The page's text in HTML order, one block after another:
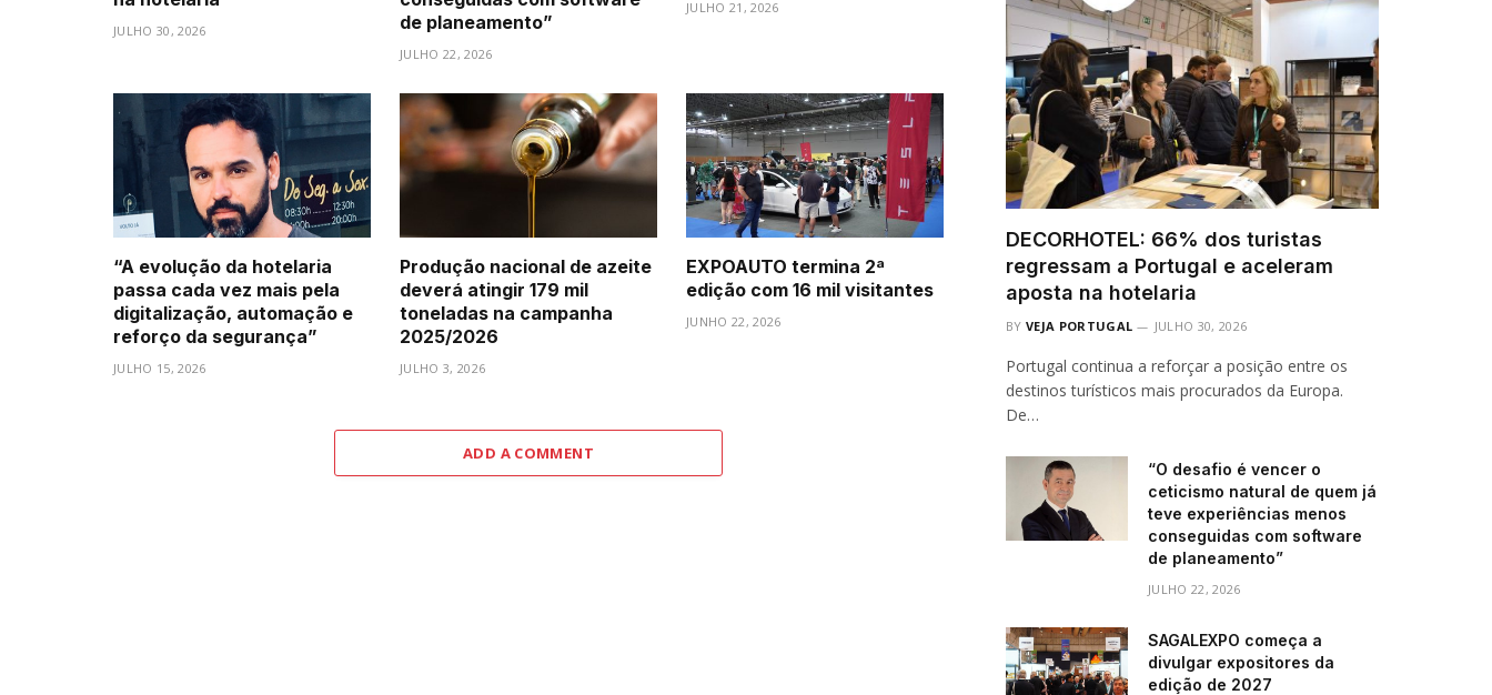
JULHO 30, 2026
de planeamento”
JULHO 22, 2026
JULHO 21, 2026
“A evolução da hotelaria
passa cada vez mais pela
digitalização, automação e
reforço da segurança”
JULHO 15, 2026
Produção nacional de azeite
deverá atingir 179 mil
toneladas na campanha
2025/2026
JULHO 3, 2026
EXPOAUTO termina 2ª
edição com 16 mil visitantes
JUNHO 22, 2026
ADD A COMMENT
DECORHOTEL: 66% dos turistas
regressam a Portugal e aceleram
aposta na hotelaria
BY VEJA PORTUGAL JULHO 30, 2026
Portugal continua a reforçar a posição entre os
destinos turísticos mais procurados da Europa.
De…
“O desafio é vencer o
ceticismo natural de quem já
teve experiências menos
conseguidas com software
de planeamento”
JULHO 22, 2026
SAGALEXPO começa a
divulgar expositores da
edição de 2027